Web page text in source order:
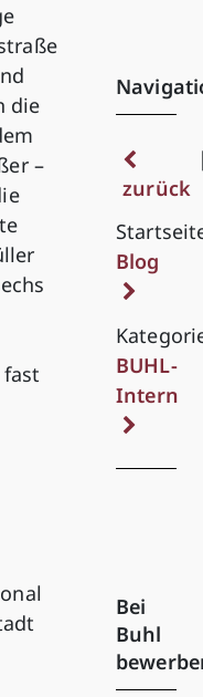
die
–
zurück
Blog
BUHL-
Intern
Bei
Buhl